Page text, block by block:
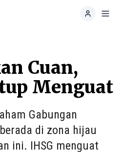
Cuan,
Menguat
Gabungan
di zona hijau
ini. IHSG menguat